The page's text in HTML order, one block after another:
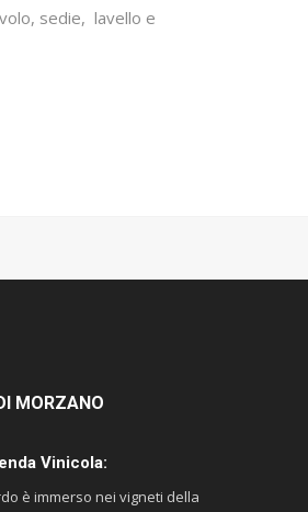
sedie, lavello e
MORZANO
Vinicola:
è immerso nei vigneti della